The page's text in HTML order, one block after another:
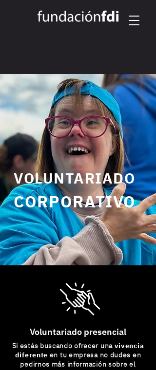
VOLUNTARIADO
CORPORATIVO
Voluntariado presencial
Si estás buscando ofrecer una vivencia
diferente en tu empresa no dudes en
pedirnos más información sobre el